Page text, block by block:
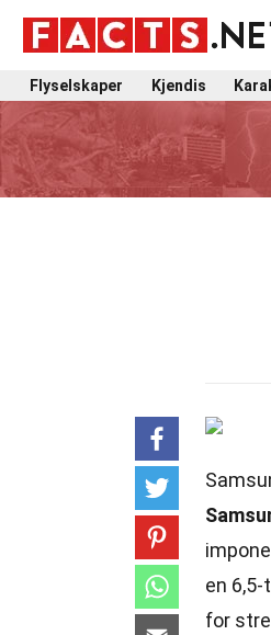
Flyselskaper Kjendis
en
for